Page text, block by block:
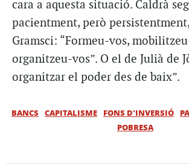
cara a aquesta situació. Caldrà
pacientment, però
Gramsci: “Formeu-vos,
organitzeu-vos”. O el de Julià de
organitzar el poder des de baix”.
BANCS CAPITALISME FONS D'INVERSIÓ
POBRESA